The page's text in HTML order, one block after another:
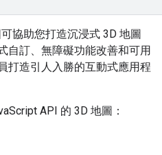
協助您打造沉浸式 3D 地圖
自訂、無障礙功能改善和可用
打造引人入勝的互動式應用程
API 的 3D 地圖：